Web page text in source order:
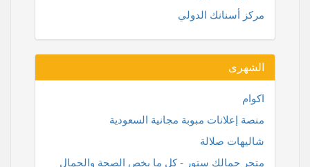
مركز أسنانك الدولي
الشهرى
اكوام
منصة إعلانات مبوبة مجانية السعودية
شاليهات صلالة
متجر جمالك ستور - كل ما يخص الصحة والجمال